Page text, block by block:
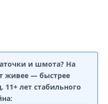
и шмота? На
живее — быстрее
лет стабильного